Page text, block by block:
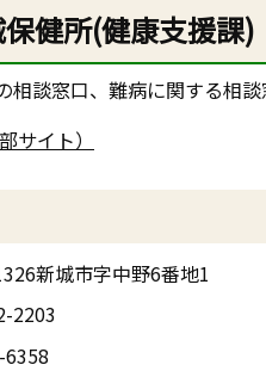
健所(健康支援課)
相談窓口、難病に関する相
サイト）
新城市字中野6番地1
2203
6358